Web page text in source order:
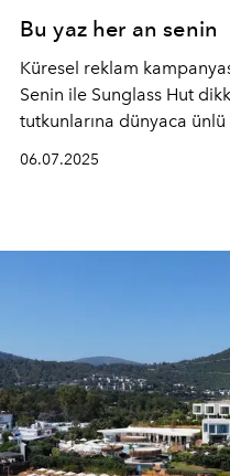
Bu yaz her an senin
Küresel reklam
Senin ile Sunglass Hut
tutkunlarına dünyaca
06.07.2025